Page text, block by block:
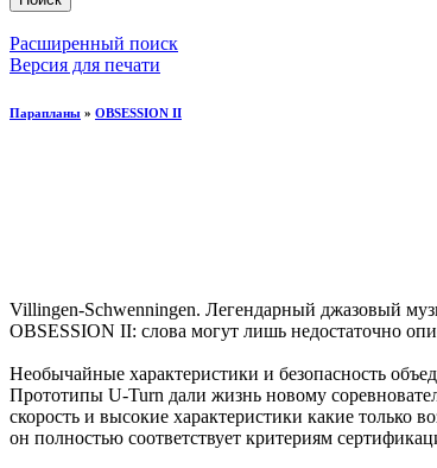
Расширенный поиск
Версия для печати
Парапланы » OBSESSION II
Villingen-Schwenningen. Легендарный джазовый
OBSESSION II: слова могут лишь недостаточно
Необычайные характеристики и безопасность
Прототипы U-Turn дали жизнь новому
скорость и высокие характеристики какие только
он полностью соответствует критериям